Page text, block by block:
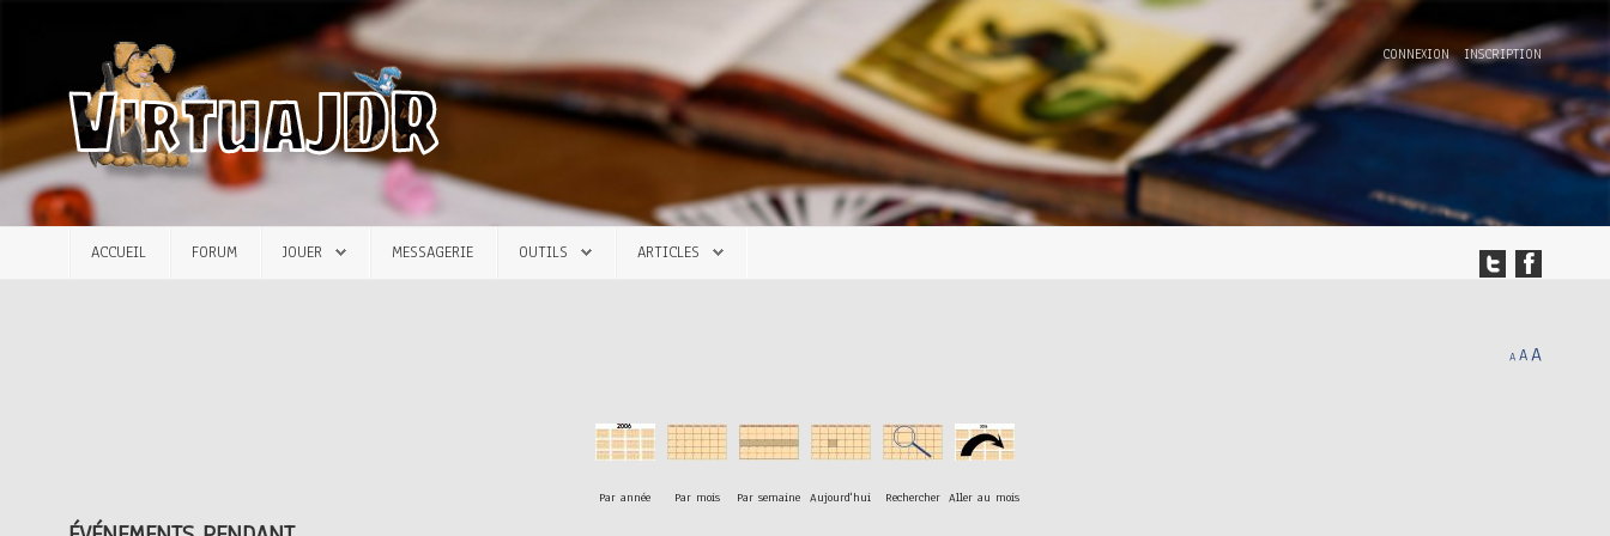
Accueil
Forum
CONNEXION INSCRIPTION
ACCUEIL FORUM JOUER MESSAGERIE OUTILS ARTICLES
A AA
Par année Par mois Par semaine Aujourd'hui Rechercher Aller au mois